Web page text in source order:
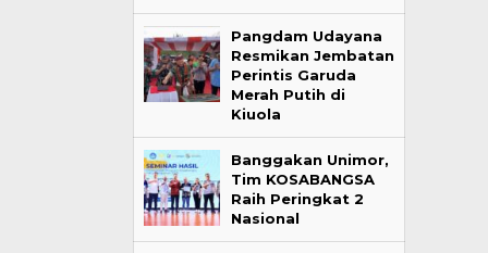
Pangdam Udayana
Resmikan Jembatan
Perintis Garuda
Merah Putih di
Kiuola
Banggakan Unimor,
Tim KOSABANGSA
Raih Peringkat 2
Nasional